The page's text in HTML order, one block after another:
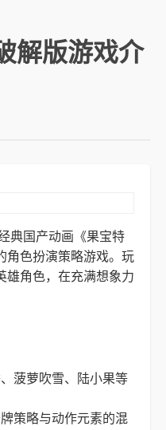
解版游戏介
典国产动画《果宝特
角色扮演策略游戏。玩
雄角色，在充满想象力
菠萝吹雪、陆小果等
策略与动作元素的混